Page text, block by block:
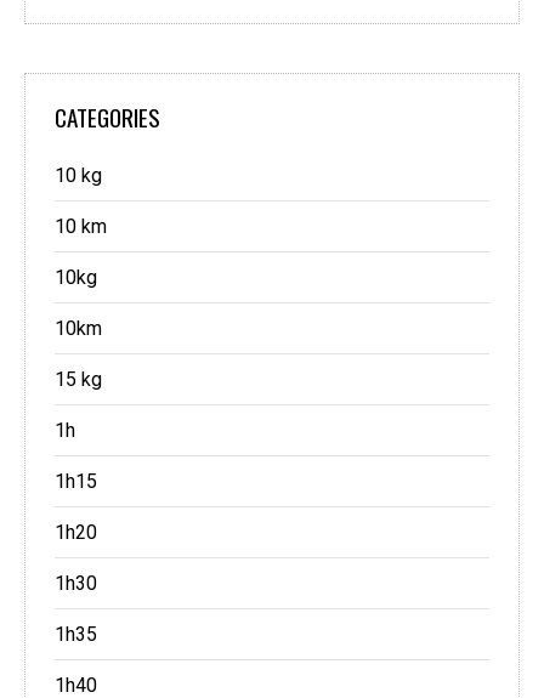
CATEGORIES
10 kg
10 km
10kg
10km
15 kg
1h
1h15
1h20
1h30
1h35
1h40